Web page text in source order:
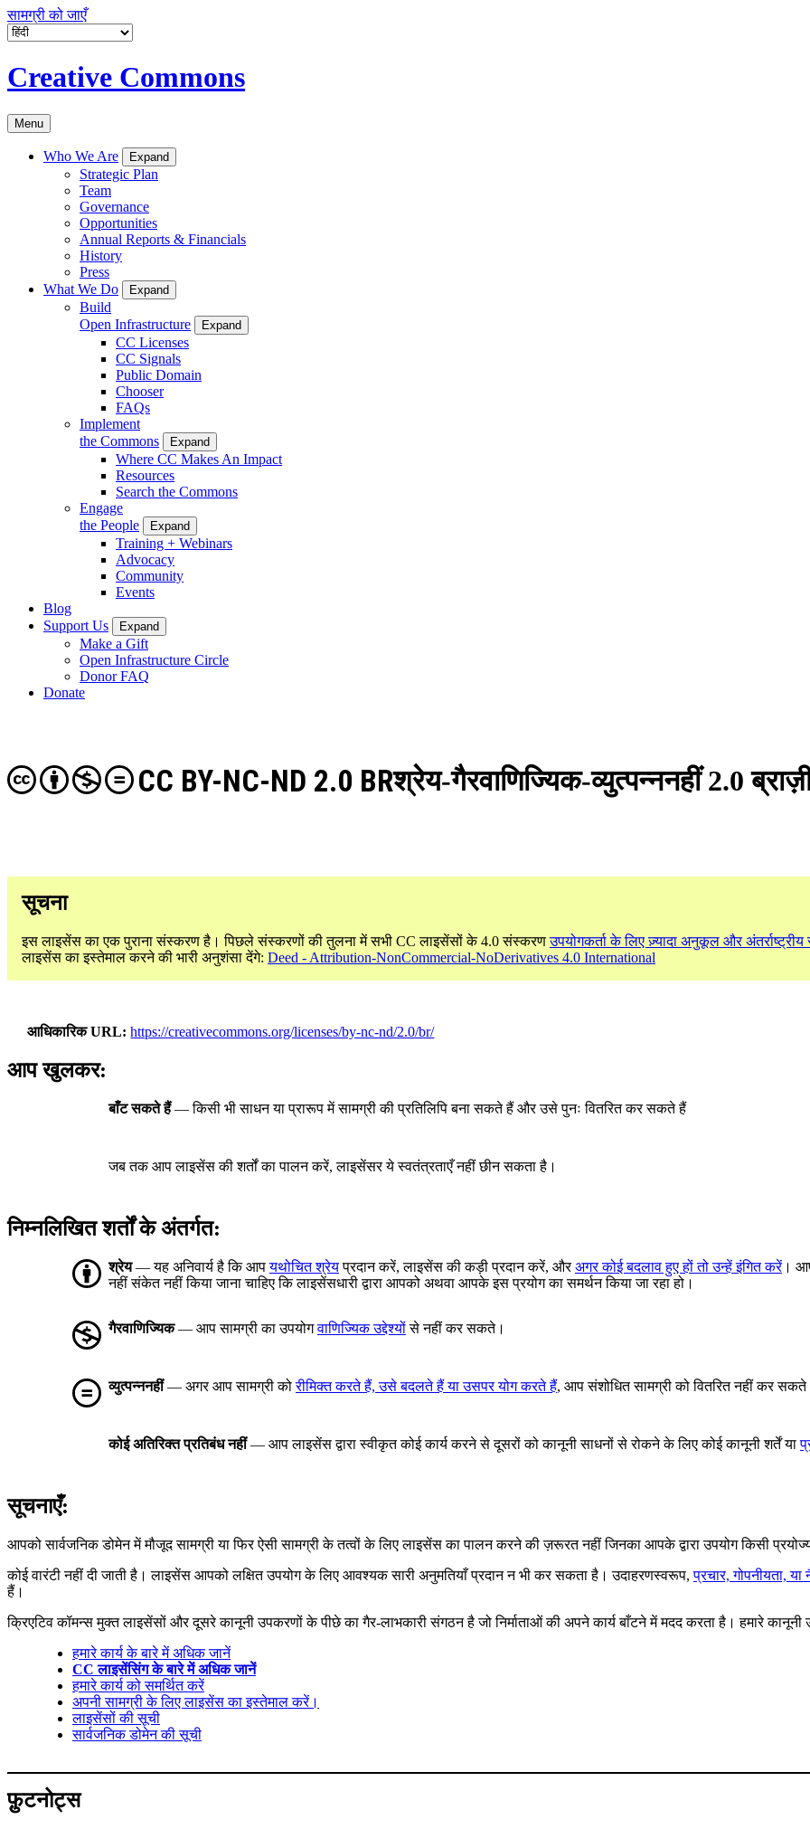
सामग्री को जाएँ
Creative Commons
Menu
Who We Are Expand
Strategic Plan
Team
Governance
Opportunities
Annual Reports & Financials
History
Press
What We Do
Expand
Build
Open Infrastructure
Expand
CC Licenses
CC Signals
Public Domain
Chooser
FAQs
Implement
the Commons
Expand
Where CC Makes An Impact
Resources
Search the Commons
Engage
the People
Expand
Training + Webinars
Advocacy
Community
Events
Blog
Support Us
Expand
Make a Gift
Open Infrastructure Circle
Donor FAQ
Donate
श्रेय-गैरवाणिज्यिक-व्युत्पन्ननहीं 2.0
CC BY-NC-ND 2.0 BR
सूचना
इस लाइसेंस का एक पुराना संस्करण है। पिछले संस्करणों की तुलना में सभी CC लाइसेंसों के 4.0 संस्करणउपयोगकर्ता के लिए ज़्यादा अनुकूल और
लाइसेंस का इस्तेमाल करने की भारी अनुशंसा देंगे: Deed - Attribution-NonCommercial-NoDerivatives 4.0 International
आधिकारिक URL https://creativecommons.org/licenses/by-nc-nd/2.0/br/
आप खुलकर:
बाँट सकते हैं— किसी भी साधन या प्रारूप में सामग्री की प्रतिलिपि बना सकते हैं और उसे पुनः वितरित कर सकते हैं
जब तक आप लाइसेंस की शर्तों का पालन करें, लाइसेंसर ये स्वतंत्रताएँ नहीं छीन सकता है।
निम्नलिखित शर्तों के अंतर्गत:
श्रेय— यह अनिवार्य है कि आपयथोचित श्रेयप्रदान करें, लाइसेंस की कड़ी प्रदान करें, औरअगर कोई बदलाव हुए हों तो उन्हें इंगित करें।
नहीं संकेत नहीं किया जाना चाहिए कि लाइसेंसधारी द्वारा आपको अथवा आपके इस प्रयोग का समर्थन किया जा रहा हो।
गैरवाणिज्यिक— आप सामग्री का उपयोगवाणिज्यिक उद्देश्योंसे नहीं कर सकते।
व्युत्पन्ननहीं— अगर आप सामग्री कोरीमिक्त करते हैं, उसे बदलते हैं या उसपर योग करते हैं, आप संशोधित सामग्री को वितरित नहीं कर
कोई अतिरिक्त प्रतिबंध नहीं— आप लाइसेंस द्वारा स्वीकृत कोई कार्य करने से दूसरों को कानूनी साधनों से रोकने के लिए कोई कानूनी शर्तें या
सूचनाएँ:
आपको सार्वजनिक डोमेन में मौजूद सामग्री या फिर ऐसी सामग्री के तत्वों के लिए लाइसेंस का पालन करने की ज़रूरत नहीं जिनका आपके द्वारा उपयोग किसी
कोई वारंटी नहीं दी जाती है। लाइसेंस आपको लक्षित उपयोग के लिए आवश्यक सारी अनुमतियाँ प्रदान न भी कर सकता है। उदाहरणस्वरूप,प्रचार, गोपनीयता,
हैं।
क्रिएटिव कॉमन्स मुक्त लाइसेंसों और दूसरे कानूनी उपकरणों के पीछे का गैर-लाभकारी संगठन है जो निर्माताओं की अपने कार्य बाँटने में मदद करता है। हमारे
हमारे कार्य के बारे में अधिक जानें
CC लाइसेंसिंग के बारे में अधिक जानें
हमारे कार्य को समर्थित करें
अपनी सामग्री के लिए लाइसेंस का इस्तेमाल करें।
लाइसेंसों की सूची
सार्वजनिक डोमेन की सूची
फ़ुटनोट्स